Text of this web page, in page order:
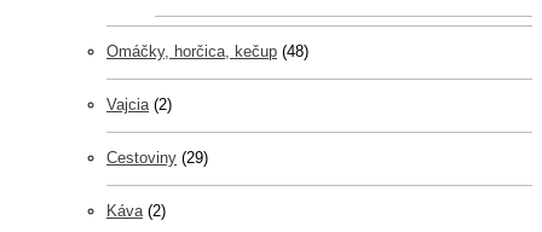
Omáčky, horčica, kečup (48)
Vajcia (2)
Cestoviny (29)
Káva (2)